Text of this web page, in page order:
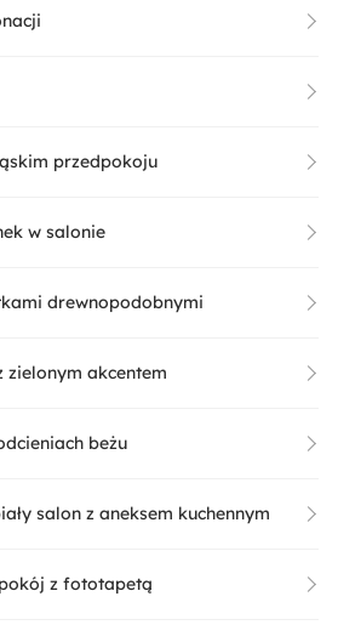
przedpokoju
w salonie
drewnopodobnymi
zielonym akcentem
beżu
salon z aneksem kuchennym
z fototapetą